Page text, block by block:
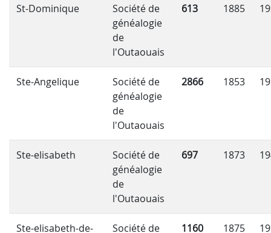
St-Dominique
Société de
généalogie
de
l'Outaouais
613 1885
Ste-Angelique
Société de
généalogie
de
l'Outaouais
2866 1853
Ste-elisabeth
Société de
généalogie
de
l'Outaouais
697 1873
Ste-elisabeth-de- Société de 1160 1875